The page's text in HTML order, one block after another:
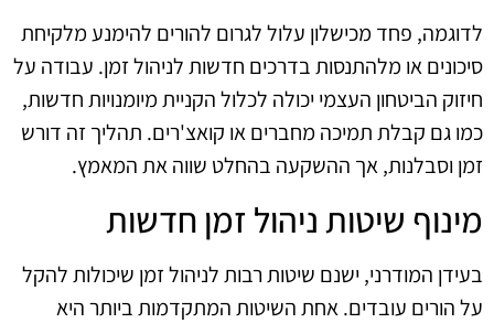
לדוגמה, פחד מכישלון עלול לגרום להורים להימנע מלקיחת
סיכונים או מלהתנסות בדרכים חדשות לניהול זמן. עבודה על
חיזוק הביטחון העצמי יכולה לכלול הקניית מיומנויות חדשות,
כמו גם קבלת תמיכה מחברים או קואצ'רים. תהליך זה דורש
זמן וסבלנות, אך ההשקעה בהחלט שווה את המאמץ.
מינוף שיטות ניהול זמן חדשות
בעידן המודרני, ישנם שיטות רבות לניהול זמן שיכולות להקל
על הורים עובדים. אחת השיטות המתקדמות ביותר היא